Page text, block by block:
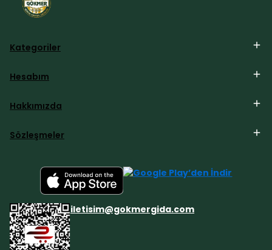
Kategoriler
Hesabım
Hakkımızda
Sözleşmeler
iletisim@gokmergida.com